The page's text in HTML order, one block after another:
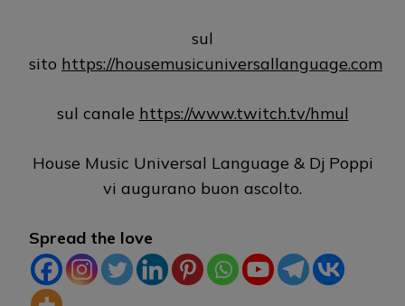
sul
sito https://housemusicuniversallanguage.com
sul canale https://www.twitch.tv/hmul
House Music Universal Language & Dj Poppi
vi augurano buon ascolto.
Spread the love